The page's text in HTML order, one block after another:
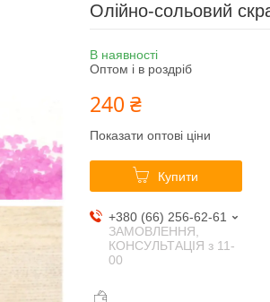
Олійно-сольовий
В наявності
Оптом і в роздріб
240 ₴
Показати оптові ціни
Купити
+380 (66) 256-62-61
ЗАМОВЛЕННЯ,
КОНСУЛЬТАЦІЯ з 11-
00